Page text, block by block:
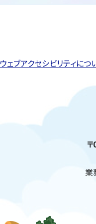
ウェブアクセシビリティにつ
業